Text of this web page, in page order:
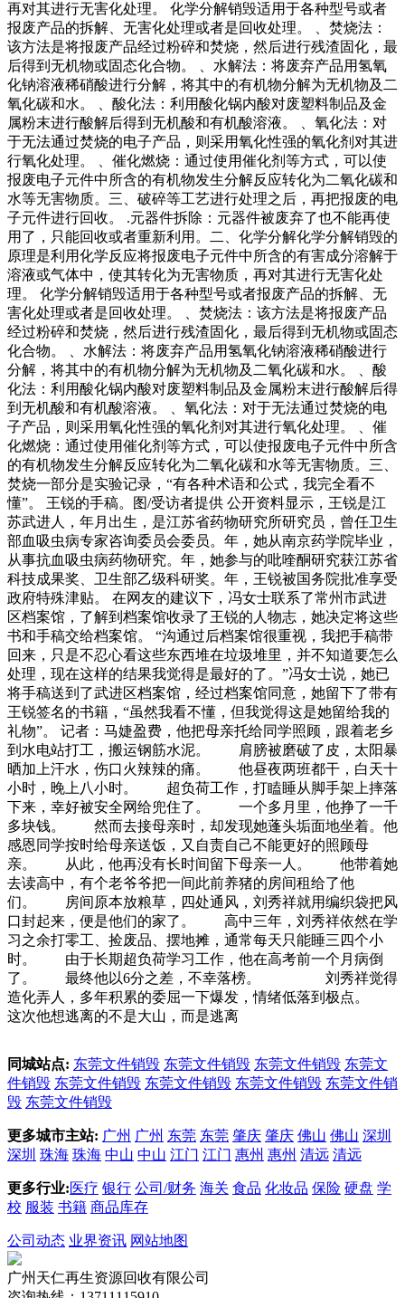
再对其进行无害化处理。 化学分解销毁适用于各种型号或者
报废产品的拆解、无害化处理或者是回收处理。 、焚烧法：
该方法是将报废产品经过粉碎和焚烧，然后进行残渣固化，最
后得到无机物或固态化合物。 、水解法：将废弃产品用氢氧
化钠溶液稀硝酸进行分解，将其中的有机物分解为无机物及二
氧化碳和水。 、酸化法：利用酸化锅内酸对废塑料制品及金
属粉末进行酸解后得到无机酸和有机酸溶液。 、氧化法：对
于无法通过焚烧的电子产品，则采用氧化性强的氧化剂对其进
行氧化处理。 、催化燃烧：通过使用催化剂等方式，可以使
报废电子元件中所含的有机物发生分解反应转化为二氧化碳和
水等无害物质。三、破碎等工艺进行处理之后，再把报废的电
子元件进行回收。 .元器件拆除：元器件被废弃了也不能再使
用了，只能回收或者重新利用。二、化学分解化学分解销毁的
原理是利用化学反应将报废电子元件中所含的有害成分溶解于
溶液或气体中，使其转化为无害物质，再对其进行无害化处
理。 化学分解销毁适用于各种型号或者报废产品的拆解、无
害化处理或者是回收处理。 、焚烧法：该方法是将报废产品
经过粉碎和焚烧，然后进行残渣固化，最后得到无机物或固态
化合物。 、水解法：将废弃产品用氢氧化钠溶液稀硝酸进行
分解，将其中的有机物分解为无机物及二氧化碳和水。 、酸
化法：利用酸化锅内酸对废塑料制品及金属粉末进行酸解后得
到无机酸和有机酸溶液。 、氧化法：对于无法通过焚烧的电
子产品，则采用氧化性强的氧化剂对其进行氧化处理。 、催
化燃烧：通过使用催化剂等方式，可以使报废电子元件中所含
的有机物发生分解反应转化为二氧化碳和水等无害物质。三、
焚烧一部分是实验记录，“有各种术语和公式，我完全看不
懂”。 王锐的手稿。图/受访者提供 公开资料显示，王锐是江
苏武进人，年月出生，是江苏省药物研究所研究员，曾任卫生
部血吸虫病专家咨询委员会委员。年，她从南京药学院毕业，
从事抗血吸虫病药物研究。年，她参与的吡喹酮研究获江苏省
科技成果奖、卫生部乙级科研奖。年，王锐被国务院批准享受
政府特殊津贴。 在网友的建议下，冯女士联系了常州市武进
区档案馆，了解到档案馆收录了王锐的人物志，她决定将这些
书和手稿交给档案馆。 “沟通过后档案馆很重视，我把手稿带
回来，只是不忍心看这些东西堆在垃圾堆里，并不知道要怎么
处理，现在这样的结果我觉得是最好的了。”冯女士说，她已
将手稿送到了武进区档案馆，经过档案馆同意，她留下了带有
王锐签名的书籍，“虽然我看不懂，但我觉得这是她留给我的
礼物”。 记者：马婕盈费，他把母亲托给同学照顾，跟着老乡
到水电站打工，搬运钢筋水泥。 肩膀被磨破了皮，太阳暴
晒加上汗水，伤口火辣辣的痛。 他昼夜两班都干，白天十
小时，晚上八小时。 超负荷工作，打瞌睡从脚手架上摔落
下来，幸好被安全网给兜住了。 一个多月里，他挣了一千
多块钱。 然而去接母亲时，却发现她蓬头垢面地坐着。他
感恩同学按时给母亲送饭，又自责自己不能更好的照顾母
亲。 从此，他再没有长时间留下母亲一人。 他带着她
去读高中，有个老爷爷把一间此前养猪的房间租给了他
们。 房间原本放粮草，四处通风，刘秀祥就用编织袋把风
口封起来，便是他们的家了。 高中三年，刘秀祥依然在学
习之余打零工、捡废品、摆地摊，通常每天只能睡三四个小
时。 由于长期超负荷学习工作，他在高考前一个月病倒
了。 最终他以6分之差，不幸落榜。 刘秀祥觉得
造化弄人，多年积累的委屈一下爆发，情绪低落到极点。
这次他想逃离的不是大山，而是逃离
同城站点: 东莞文件销毁 东莞文件销毁 东莞文件销毁 东莞文
件销毁 东莞文件销毁 东莞文件销毁 东莞文件销毁 东莞文件销
毁 东莞文件销毁
更多城市主站: 广州 广州 东莞 东莞 肇庆 肇庆 佛山 佛山 深圳
深圳 珠海 珠海 中山 中山 江门 江门 惠州 惠州 清远 清远
更多行业: 医疗 银行 公司/财务 海关 食品 化妆品 保险 硬盘 学
校 服装 书籍 商品库存
公司动态 业界资讯 网站地图
广州天仁再生资源回收有限公司